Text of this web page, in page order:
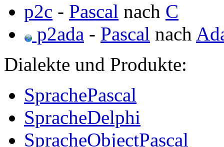
p2c - Pascal nach C
p2ada - Pascal nach
Dialekte und Produkte:
SprachePascal
SpracheDelphi
SpracheObjectPascal